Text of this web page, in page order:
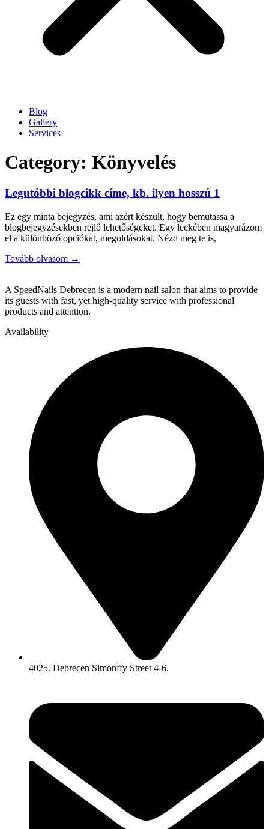
Blog
Gallery
Services
Category: Könyvelés
Legutóbbi blogcikk címe, kb. ilyen hosszú 1
Ez egy minta bejegyzés, ami azért készült, hogy bemutassa a
blogbejegyzésekben rejlő lehetőségeket. Egy leckében magyarázom
el a különböző opciókat, megoldásokat. Nézd meg te is,
Tovább olvasom →
A SpeedNails Debrecen is a modern nail salon that aims to provide
its guests with fast, yet high-quality service with professional
products and attention.
Availability
4025. Debrecen Simonffy Street 4-6.